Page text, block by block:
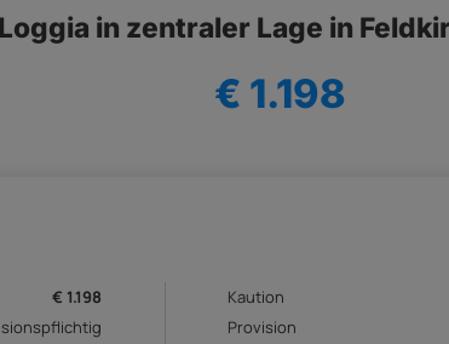
in zentraler Lage in
€ 1.198
€ 1.198 Kaution
Provision